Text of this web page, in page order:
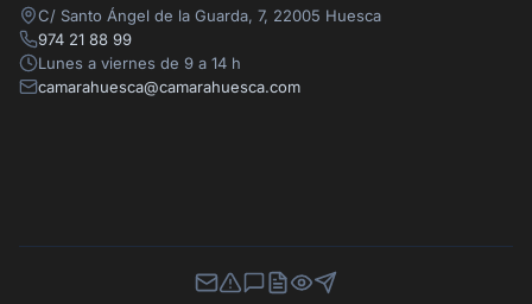
C/ Santo Ángel de la Guarda, 7, 22005 Huesca
974 21 88 99
Lunes a viernes de 9 a 14 h
camarahuesca@camarahuesca.com
Newsletter
Canal de Denuncias
Buzón de Sugerencias
Perfil Contratante
Ley de Transparencia
Contacta con nosotros